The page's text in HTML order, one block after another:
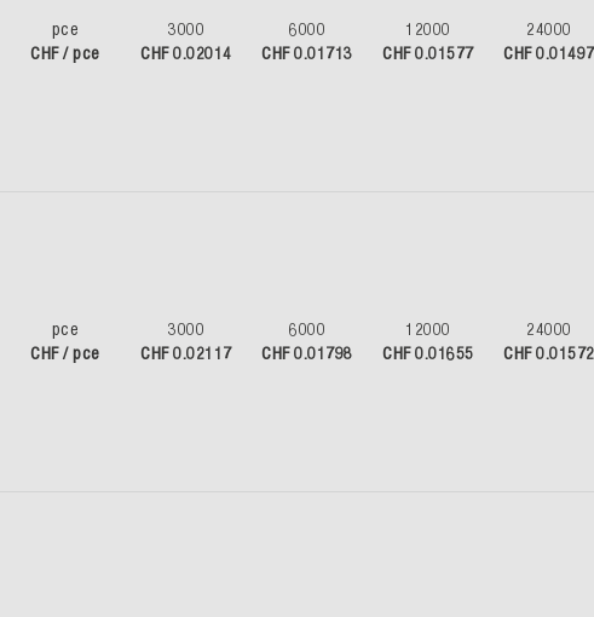
pce
CHF / pce
3000
CHF 0.02014
6000
CHF 0.01713
12000
CHF 0.01577
24000
CHF 0.01497
pce
CHF / pce
3000
CHF 0.02117
6000
CHF 0.01798
12000
CHF 0.01655
24000
CHF 0.01572